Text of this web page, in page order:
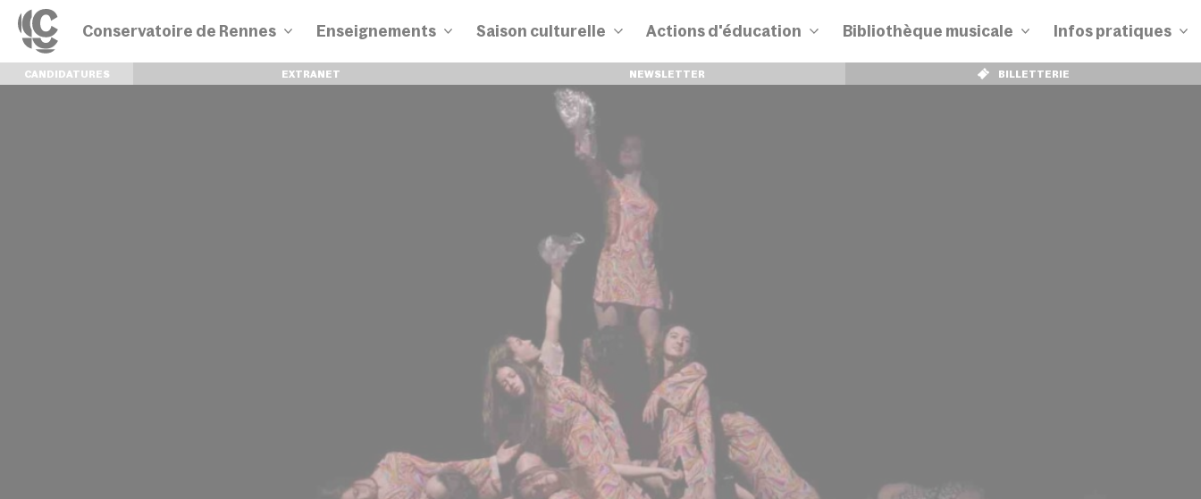
Conservatoire de Rennes Enseignements Saison culturelle Actions d'éducation Bibliothèque musicale Infos pratiques
CANDIDATURES EXTRANET NEWSLETTER BILLETTERIE